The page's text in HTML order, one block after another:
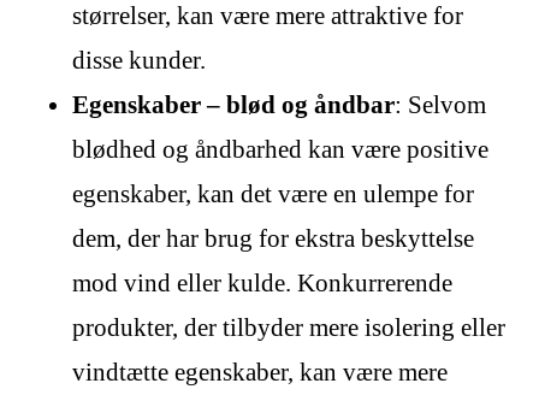
størrelser, kan være mere attraktive for
disse kunder.
Egenskaber – blød og åndbar: Selvom
blødhed og åndbarhed kan være positive
egenskaber, kan det være en ulempe for
dem, der har brug for ekstra beskyttelse
mod vind eller kulde. Konkurrerende
produkter, der tilbyder mere isolering eller
vindtætte egenskaber, kan være mere